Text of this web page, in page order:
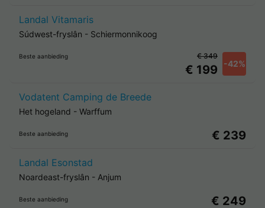
Landal Vitamaris
Súdwest-fryslân - Schiermonnikoog
Beste aanbieding
€ 199 -42%
€ 349
Vodatent Camping de Breede
Het hogeland - Warffum
Beste aanbieding € 239
Landal Esonstad
Noardeast-fryslân - Anjum
Beste aanbieding € 249